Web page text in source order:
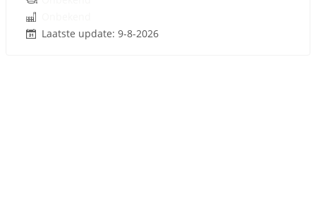
Laatste update: 9-8-2026